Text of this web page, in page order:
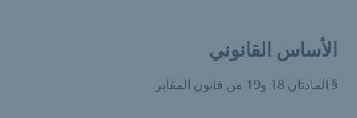
الأساس القانوني
§ المادتان 18 و19 من قانون المقابر